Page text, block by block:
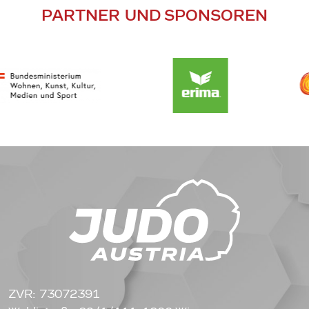
PARTNER UND SPONSOREN
ZVR: 73072391